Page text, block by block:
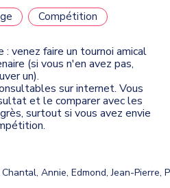
Compétition
: venez faire un tournoi amical
(si vous n'en avez pas,
un).
sur internet. Vous
et le comparer avec les
surtout si vous avez envie
Annie, Edmond, Jean-Pierre,